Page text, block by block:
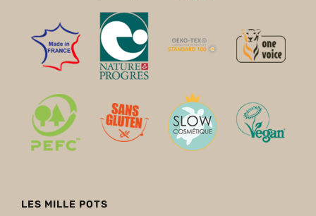
LES MILLE POTS